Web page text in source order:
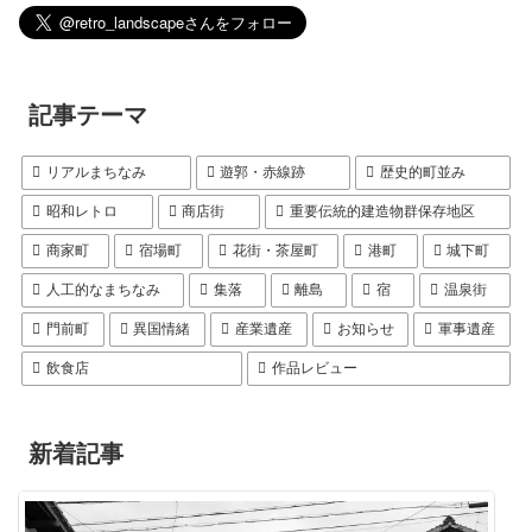
記事テーマ
リアルまちなみ 遊郭・赤線跡 歴史的町並み
昭和レトロ 商店街 重要伝統的建造物群保存地区
商家町 宿場町 花街・茶屋町 港町 城下町
人工的なまちなみ 集落 離島 宿 温泉街
門前町 異国情緒 産業遺産 お知らせ 軍事遺産
飲食店 作品レビュー
新着記事